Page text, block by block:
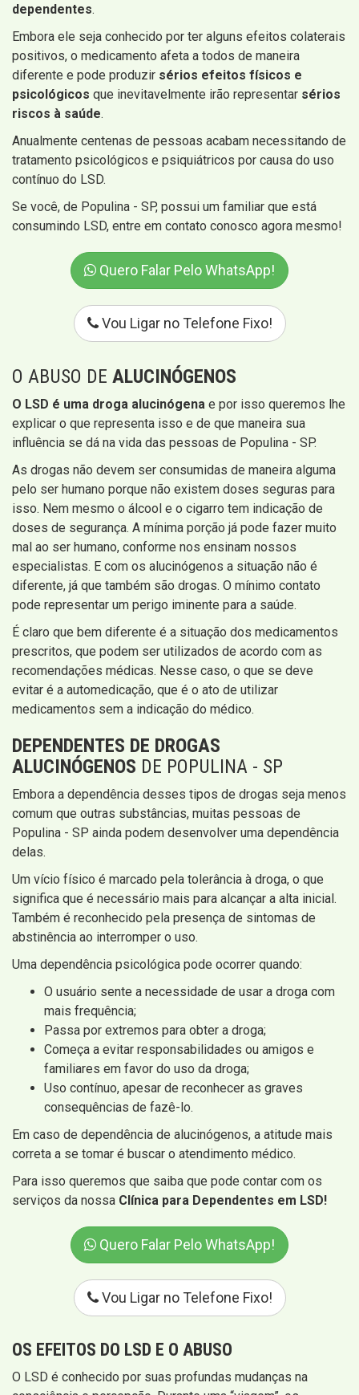
dependentes.
Embora ele seja conhecido por ter alguns efeitos colaterais
positivos, o medicamento afeta a todos de maneira
diferente e pode produzir sérios efeitos físicos e
psicológicos que inevitavelmente irão representar sérios
riscos à saúde.
Anualmente centenas de pessoas acabam necessitando de
tratamento psicológicos e psiquiátricos por causa do uso
contínuo do LSD.
Se você, de Populina - SP, possui um familiar que está
consumindo LSD, entre em contato conosco agora mesmo!
Quero Falar Pelo WhatsApp!
Vou Ligar no Telefone Fixo!
O ABUSO DE ALUCINÓGENOS
O LSD é uma droga alucinógena e por isso queremos lhe
explicar o que representa isso e de que maneira sua
influência se dá na vida das pessoas de Populina - SP.
As drogas não devem ser consumidas de maneira alguma
pelo ser humano porque não existem doses seguras para
isso. Nem mesmo o álcool e o cigarro tem indicação de
doses de segurança. A mínima porção já pode fazer muito
mal ao ser humano, conforme nos ensinam nossos
especialistas. E com os alucinógenos a situação não é
diferente, já que também são drogas. O mínimo contato
pode representar um perigo iminente para a saúde.
É claro que bem diferente é a situação dos medicamentos
prescritos, que podem ser utilizados de acordo com as
recomendações médicas. Nesse caso, o que se deve
evitar é a automedicação, que é o ato de utilizar
medicamentos sem a indicação do médico.
DEPENDENTES DE DROGAS
ALUCINÓGENOS DE POPULINA - SP
Embora a dependência desses tipos de drogas seja menos
comum que outras substâncias, muitas pessoas de
Populina - SP ainda podem desenvolver uma dependência
delas.
Um vício físico é marcado pela tolerância à droga, o que
significa que é necessário mais para alcançar a alta inicial.
Também é reconhecido pela presença de sintomas de
abstinência ao interromper o uso.
Uma dependência psicológica pode ocorrer quando:
O usuário sente a necessidade de usar a droga com
mais frequência;
Passa por extremos para obter a droga;
Começa a evitar responsabilidades ou amigos e
familiares em favor do uso da droga;
Uso contínuo, apesar de reconhecer as graves
consequências de fazê-lo.
Em caso de dependência de alucinógenos, a atitude mais
correta a se tomar é buscar o atendimento médico.
Para isso queremos que saiba que pode contar com os
serviços da nossa Clínica para Dependentes em LSD!
Quero Falar Pelo WhatsApp!
Vou Ligar no Telefone Fixo!
OS EFEITOS DO LSD E O ABUSO
O LSD é conhecido por suas profundas mudanças na